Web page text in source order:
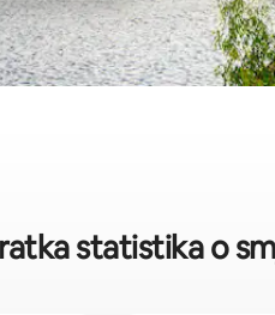
statistika o